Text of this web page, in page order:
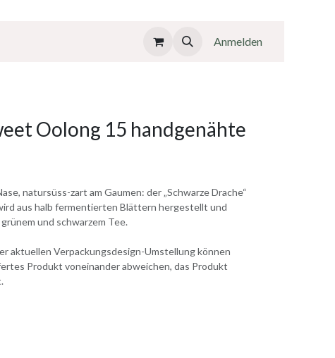
Anmelden
Oolong 15 handgenähte
natursüss-zart am Gaumen: der „Schwarze Drache“
aus halb fermentierten Blättern hergestellt und
und schwarzem Tee.
aktuellen Verpackungsdesign-Umstellung können
Produkt voneinander abweichen, das Produkt